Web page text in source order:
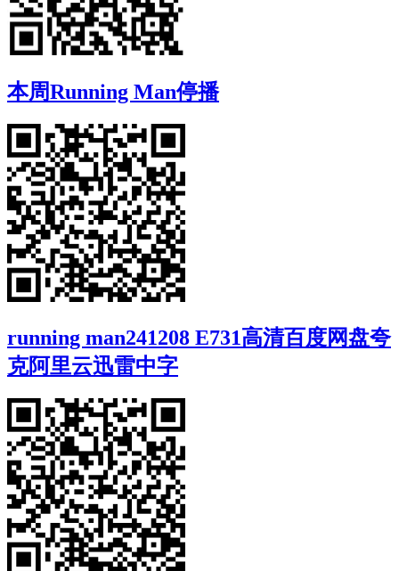
本周Running Man停播
running man241208 E731高清百度网盘夸
克阿里云迅雷中字